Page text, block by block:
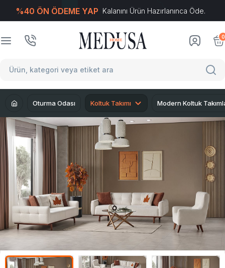
%40 ÖN ÖDEME YAP Kalanını Ürün Hazırlanınca Öde.
0
Oturma Odası Koltuk Takımı Modern Koltuk
T-Soft E-Ticaret Sistemleriyle Hazırlanmıştır.